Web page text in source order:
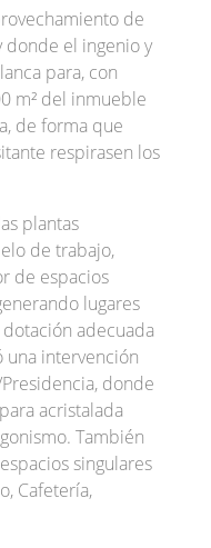
de
donde el ingenio y
para, con
m² del inmueble
de forma que
respirasen los
plantas
de trabajo,
de espacios
lugares
adecuada
una intervención
donde
acristalada
También
singulares
Cafetería,